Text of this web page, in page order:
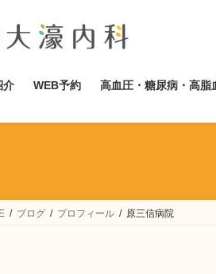
介 WEB予約 高血圧・糖尿病・高脂
ブログ プロフィール 原三信病院